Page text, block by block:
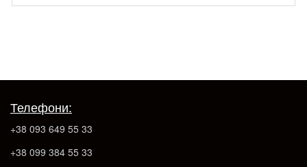
Телефони:
+38 093 649 55 33
+38 099 384 55 33